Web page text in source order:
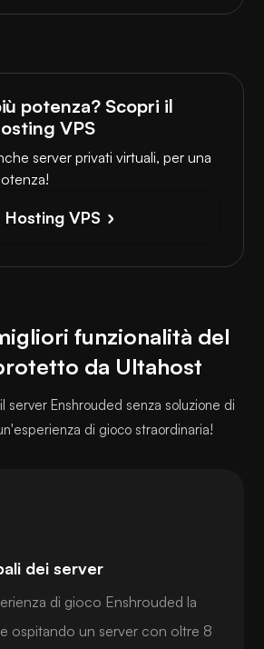
potenza? Scopri il
VPS
server privati virtuali, per una
Hosting VPS
funzionalità del
da Ultahost
server Enshrouded senza soluzione di
di gioco straordinaria!
dei server
di gioco Enshrouded la
ospitando un server con oltre 8